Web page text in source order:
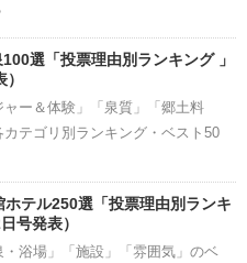
選「投票理由別ランキング 」
ャー＆体験」「泉質」「郷土料
テゴリ別ランキング・ベスト50
テル250選「投票理由別ランキ
号発表）
・浴場」「施設」「雰囲気」のベ